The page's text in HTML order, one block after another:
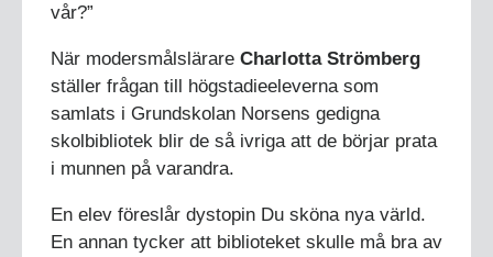
vår?”
När modersmålslärare Charlotta Strömberg
ställer frågan till högstadieeleverna som
samlats i Grundskolan Norsens gedigna
skolbibliotek blir de så ivriga att de börjar prata
i munnen på varandra.
En elev föreslår dystopin Du sköna nya värld.
En annan tycker att biblioteket skulle må bra av